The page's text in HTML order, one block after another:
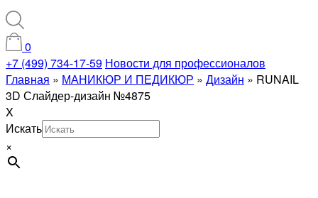
0
+7 (499) 734-17-59 Новости для профессионалов
Главная » МАНИКЮР И ПЕДИКЮР » Дизайн » RUNAIL
3D Слайдер-дизайн №4875
X
Искать
×